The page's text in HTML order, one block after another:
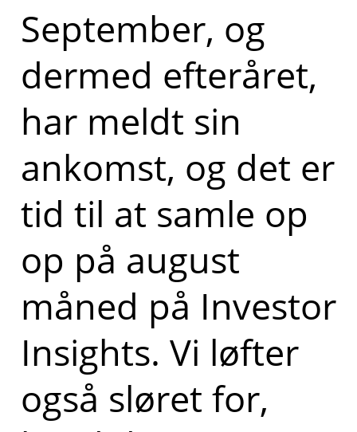
September, og
dermed efteråret,
har meldt sin
ankomst, og det er
tid til at samle op
op på august
måned på Investor
Insights. Vi løfter
også sløret for,